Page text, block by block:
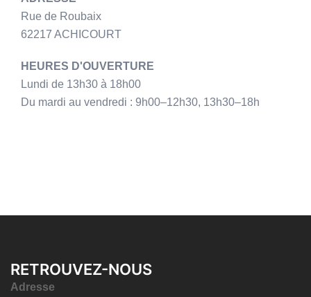
Rue de Roubaix
62217 ACHICOURT
HEURES D'OUVERTURE
Lundi de 13h30 à 18h00
Du mardi au vendredi : 9h00–12h30, 13h30–18h
RETROUVEZ-NOUS
Adresse